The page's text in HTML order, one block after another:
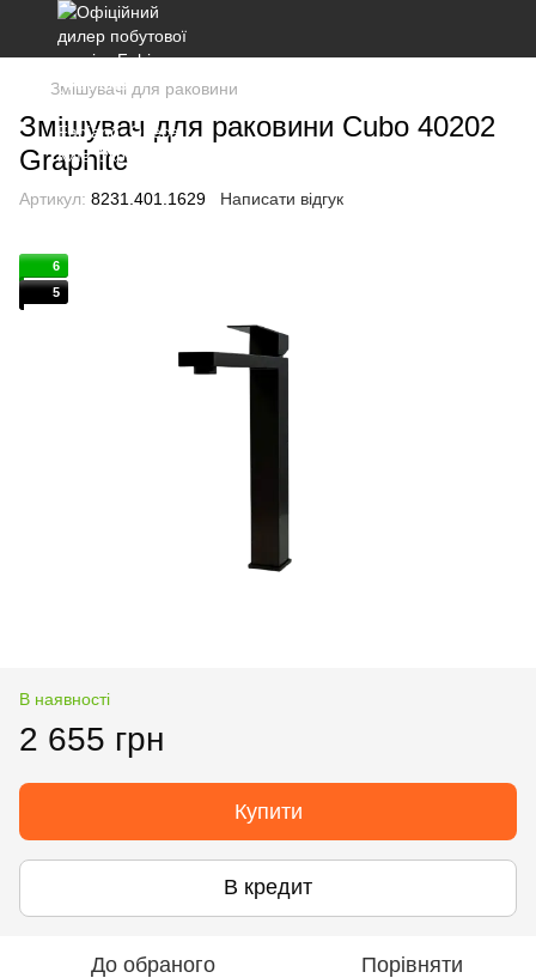
Змішувачі для раковини
Змішувач для раковини Cubo 40202
Graphite
Артикул: 8231.401.1629 Написати відгук
6
5
В наявності
2 655 грн
Купити
В кредит
До обраного Порівняти